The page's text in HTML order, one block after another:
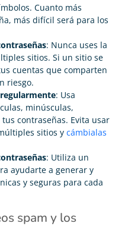
Cuanto más
más difícil será para los
: Nunca uses la
sitios. Si un sitio se
cuentas que comparten
riesgo.
: Usa
minúsculas,
contraseñas. Evita usar
sitios y cámbialas
: Utiliza un
ayudarte a generar y
y seguras para cada
spam y los